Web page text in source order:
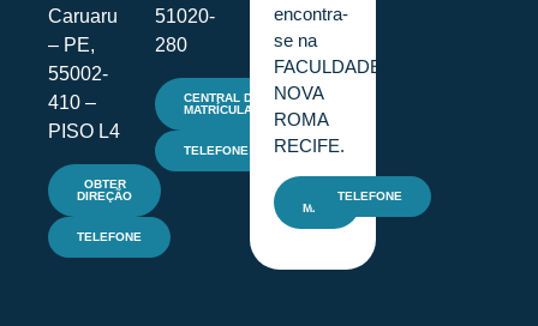
Caruaru
– PE,
55002-
410 –
PISO L4
OBTER
DIREÇÃO
TELEFONE
51020-
280
CENTRAL DE
MATRÍCULAS
TELEFONE
encontra-
se na
FACULDADE
NOVA
ROMA
RECIFE.
MAIL
TELEFONE